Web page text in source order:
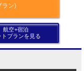
ラン)
航空+宿泊
トプランを見る